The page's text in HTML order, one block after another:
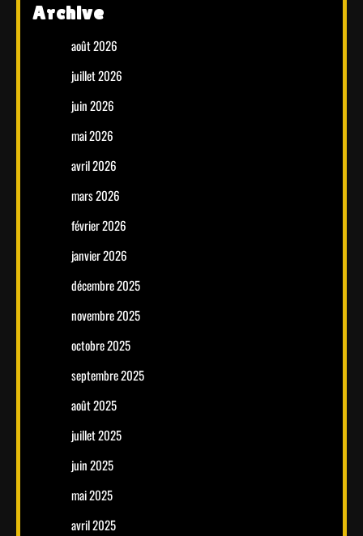
Archive
août 2026
juillet 2026
juin 2026
mai 2026
avril 2026
mars 2026
février 2026
janvier 2026
décembre 2025
novembre 2025
octobre 2025
septembre 2025
août 2025
juillet 2025
juin 2025
mai 2025
avril 2025